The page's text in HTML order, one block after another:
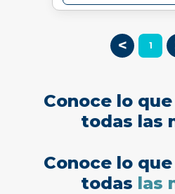
< 1
Conoce lo
todas las
Conoce lo
todas las